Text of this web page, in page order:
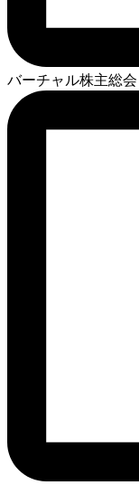
バーチャル株主総会